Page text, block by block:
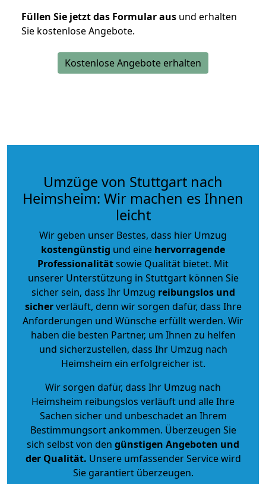
Füllen Sie jetzt das Formular aus und erhalten
Sie kostenlose Angebote.
Kostenlose Angebote erhalten
Umzüge von Stuttgart nach
Heimsheim: Wir machen es Ihnen
leicht
Wir geben unser Bestes, dass hier Umzug
kostengünstig und eine hervorragende
Professionalitätsowie Qualität bietet. Mit
unserer Unterstützung in Stuttgart können Sie
sicher sein, dass Ihr Umzug reibungslos und
sicherverläuft, denn wir sorgen dafür, dass Ihre
Anforderungen und Wünsche erfüllt werden. Wir
haben die besten Partner, um Ihnen zu helfen
und sicherzustellen, dass Ihr Umzug nach
Heimsheim ein erfolgreicher ist.
Wir sorgen dafür, dass Ihr Umzug nach
Heimsheim reibungslos verläuft und alle Ihre
Sachen sicher und unbeschadet an Ihrem
Bestimmungsort ankommen. Überzeugen Sie
sich selbst von den günstigen Angeboten und
der Qualität. Unsere umfassender Service wird
Sie garantiert überzeugen.